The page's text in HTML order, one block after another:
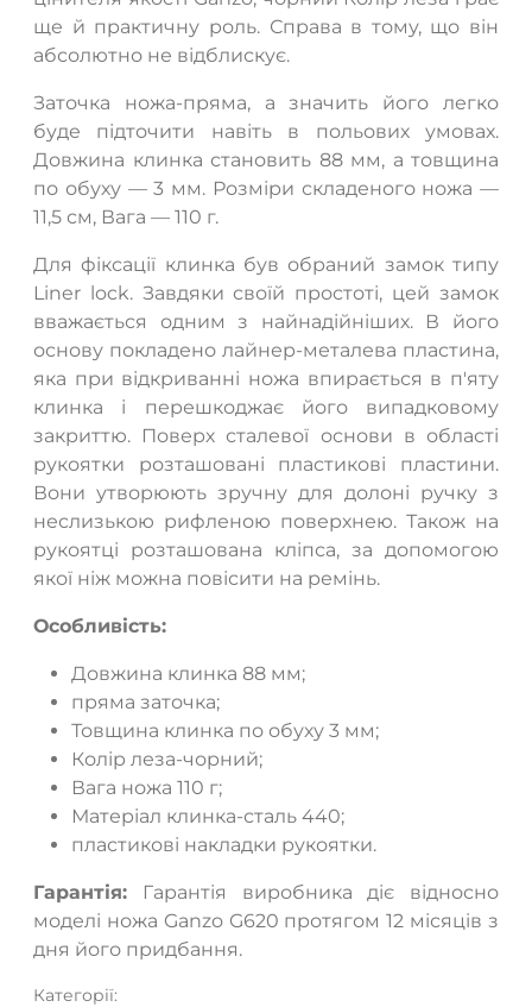
ще й практичну роль. Справа в тому, що він
абсолютно не відблискує.
Заточка ножа-пряма, а значить його легко
буде підточити навіть в польових умовах.
Довжина клинка становить 88 мм, а товщина
по обуху — 3 мм. Розміри складеного ножа —
11,5 см, Вага — 110 г.
Для фіксації клинка був обраний замок типу
Liner lock. Завдяки своїй простоті, цей замок
вважається одним з найнадійніших. В його
основу покладено лайнер-металева пластина,
яка при відкриванні ножа впирається в п'яту
клинка і перешкоджає його випадковому
закриттю. Поверх сталевої основи в області
рукоятки розташовані пластикові пластини.
Вони утворюють зручну для долоні ручку з
неслизькою рифленою поверхнею. Також на
рукоятці розташована кліпса, за допомогою
якої ніж можна повісити на ремінь.
Особливість:
Довжина клинка 88 мм;
пряма заточка;
Товщина клинка по обуху 3 мм;
Колір леза-чорний;
Вага ножа 110 г;
Матеріал клинка-сталь 440;
пластикові накладки рукоятки.
Гарантія: Гарантія виробника діє відносно
моделі ножа Ganzo G620 протягом 12 місяців з
дня його придбання.
Категорії: